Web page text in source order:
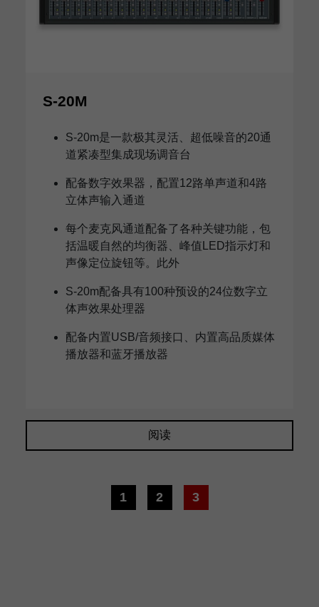
S-20M
S-20m是一款极其灵活、超低噪音的20通
道紧凑型集成现场调音台
配备数字效果器，配置12路单声道和4路
立体声输入通道
每个麦克风通道配备了各种关键功能，包
括温暖自然的均衡器、峰值LED指示灯和
声像定位旋钮等。此外
S-20m配备具有100种预设的24位数字立
体声效果处理器
配备内置USB/音频接口、内置高品质媒体
播放器和蓝牙播放器
阅读
1 2 3